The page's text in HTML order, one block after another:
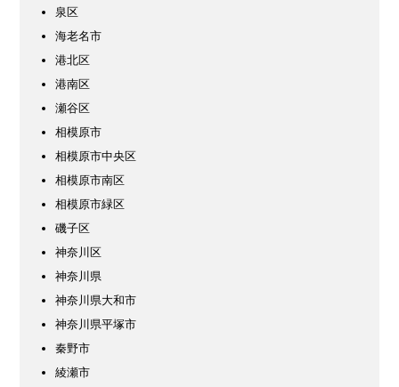
泉区
海老名市
港北区
港南区
瀬谷区
相模原市
相模原市中央区
相模原市南区
相模原市緑区
磯子区
神奈川区
神奈川県
神奈川県大和市
神奈川県平塚市
秦野市
綾瀬市